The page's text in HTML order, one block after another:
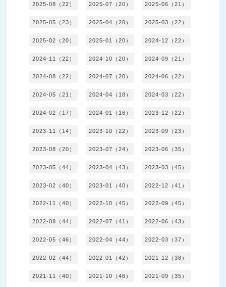
2025-08（22） 2025-07（20） 2025-06（21）
2025-05（23） 2025-04（20） 2025-03（22）
2025-02（20） 2025-01（20） 2024-12（22）
2024-11（22） 2024-10（20） 2024-09（21）
2024-08（22） 2024-07（20） 2024-06（22）
2024-05（21） 2024-04（18） 2024-03（22）
2024-02（17） 2024-01（16） 2023-12（22）
2023-11（14） 2023-10（22） 2023-09（23）
2023-08（20） 2023-07（24） 2023-06（35）
2023-05（44） 2023-04（43） 2023-03（45）
2023-02（40） 2023-01（40） 2022-12（41）
2022-11（40） 2022-10（45） 2022-09（45）
2022-08（44） 2022-07（41） 2022-06（43）
2022-05（46） 2022-04（44） 2022-03（37）
2022-02（44） 2022-01（42） 2021-12（38）
2021-11（40） 2021-10（46） 2021-09（35）